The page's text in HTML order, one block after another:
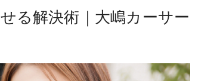
る解決術｜大嶋カーサー